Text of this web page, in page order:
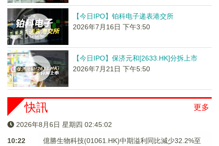
【今日IPO】铂科电子递表港交所
2026年7月16日 下午3:50
【今日IPO】保济元和[2633.HK]分拆上市
2026年7月21日 下午5:50
更多
快訊
2026年8月6日 星期四 02:45:03
10:22
億勝生物科技(01061.HK)中期溢利同比減少32.2%至